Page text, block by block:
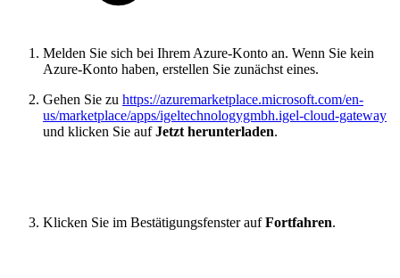
Melden Sie sich bei Ihrem Azure-Konto an. Wenn Sie kein
Azure-Konto haben, erstellen Sie zunächst eines.
Gehen Sie zu https://azuremarketplace.microsoft.com/en-
us/marketplace/apps/igeltechnologygmbh.igel-cloud-gateway
und klicken Sie aufJetzt herunterladen.
Klicken Sie im Bestätigungsfenster aufFortfahren.